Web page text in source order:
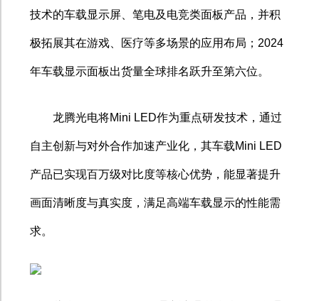
技术的车载显示屏、笔电及电竞类面板产品，并积
极拓展其在游戏、医疗等多场景的应用布局； 2024
年车载显示面板出货量全球排名跃升至第六位。
龙腾光电将Mini LED作为重点研发技术，通过
自主创新与对外合作加速产业化，其车载Mini LED
产品已实现百万级对比度等核心优势，能显著提升
画面清晰度与真实度，满足高端车载显示的性能需
求。